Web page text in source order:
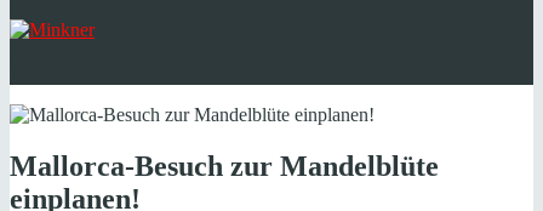
Mallorca-Besuch zur Mandelblüte
einplanen!